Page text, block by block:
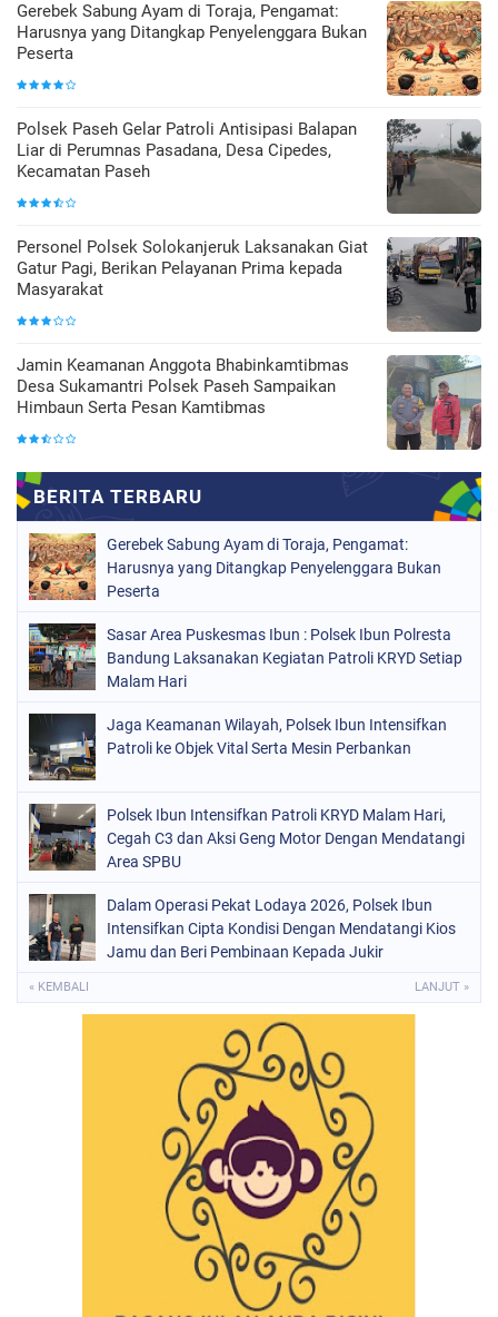
Gerebek Sabung Ayam di Toraja, Pengamat:
Harusnya yang Ditangkap Penyelenggara Bukan
Peserta
Polsek Paseh Gelar Patroli Antisipasi Balapan
Liar di Perumnas Pasadana, Desa Cipedes,
Kecamatan Paseh
Personel Polsek Solokanjeruk Laksanakan Giat
Gatur Pagi, Berikan Pelayanan Prima kepada
Masyarakat
Jamin Keamanan Anggota Bhabinkamtibmas
Desa Sukamantri Polsek Paseh Sampaikan
Himbaun Serta Pesan Kamtibmas
Gerebek Sabung Ayam di Toraja, Pengamat:
Harusnya yang Ditangkap Penyelenggara Bukan
Peserta
Sasar Area Puskesmas Ibun : Polsek Ibun Polresta
Bandung Laksanakan Kegiatan Patroli KRYD Setiap
Malam Hari
Jaga Keamanan Wilayah, Polsek Ibun Intensifkan
Patroli ke Objek Vital Serta Mesin Perbankan
Polsek Ibun Intensifkan Patroli KRYD Malam Hari,
Cegah C3 dan Aksi Geng Motor Dengan Mendatangi
Area SPBU
Dalam Operasi Pekat Lodaya 2026, Polsek Ibun
Intensifkan Cipta Kondisi Dengan Mendatangi Kios
Jamu dan Beri Pembinaan Kepada Jukir
« KEMBALI LANJUT »